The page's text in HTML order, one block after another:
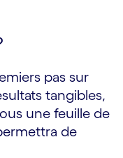
pas sur
tangibles,
une feuille de
de